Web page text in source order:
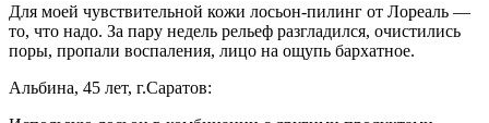
Для моей чувствительной кожи лосьон-пилинг от Лореаль —
то, что надо. За пару недель рельеф разгладился, очистились
поры, пропали воспаления, лицо на ощупь бархатное.
Альбина, 45 лет, г.Саратов: